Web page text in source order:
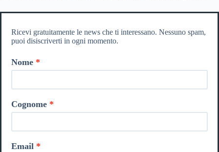
Ricevi gratuitamente le news che ti interessano. Nessuno spam,
puoi disiscriverti in ogni momento.
Nome
Cognome
Email